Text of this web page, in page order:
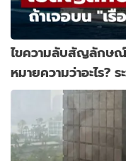
ไขความลับสัญลักษณ์
หมายความว่าอะไร?